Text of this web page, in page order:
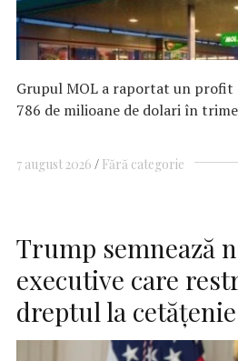
Grupul MOL a raportat un profit
786 de milioane de dolari în
7 august 2026 Fără categorie
Trump semnează
executive care
dreptul la